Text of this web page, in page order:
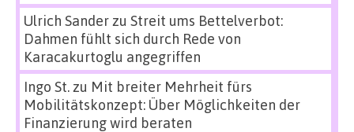
Ulrich Sanderzu Streit ums Bettelverbot:
Dahmen fühlt sich durch Rede von
Karacakurtoglu angegriffen
Ingo St.zu Mit breiter Mehrheit fürs
Mobilitätskonzept: Über Möglichkeiten der
Finanzierung wird beraten